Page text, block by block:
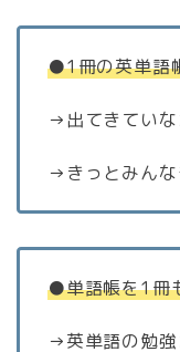
●1冊の英単語
→出てきてい
→きっとみん
●単語帳を1冊
→英単語の勉